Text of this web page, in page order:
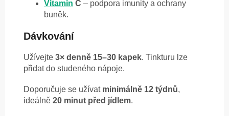
Vitamin C – podpora imunity a ochrany
buněk.
Dávkování
Užívejte 3× denně 15–30 kapek. Tinkturu lze
přidat do studeného nápoje.
Doporučuje se užívat minimálně 12 týdnů,
ideálně 20 minut před jídlem.